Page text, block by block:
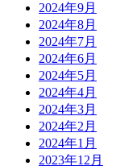
2024年9月
2024年8月
2024年7月
2024年6月
2024年5月
2024年4月
2024年3月
2024年2月
2024年1月
2023年12月